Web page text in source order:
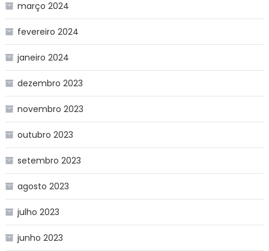
março 2024
fevereiro 2024
janeiro 2024
dezembro 2023
novembro 2023
outubro 2023
setembro 2023
agosto 2023
julho 2023
junho 2023